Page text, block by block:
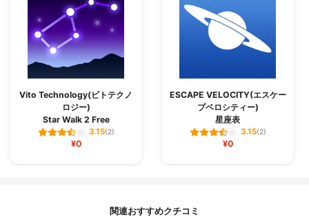
Vito Technology(ビトテクノ
ロジー)
Star Walk 2 Free
3.15(2)
¥0
ESCAPE VELOCITY(エスケー
プベロシティー)
星座‪表‬
3.15(2)
¥0
関連おすすめクチコミ